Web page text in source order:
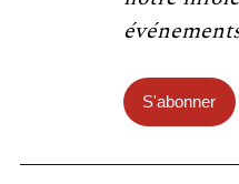
S'abonner